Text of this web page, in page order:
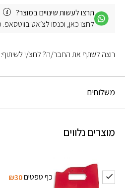
תרצו לעשות שינויים במוצר?
לחצו כאן, וכנסו לצ׳אט בווטסאפ.
משלוחים
מוצרים נלווים
כף טפטים₪30
רוצה לשתף את החבר/ה? לחצ/י לשיתוף: